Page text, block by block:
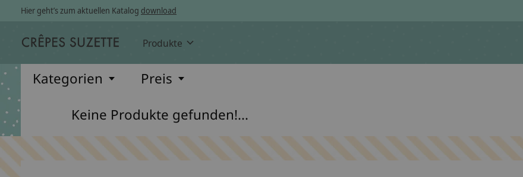
Hier geht’s zum aktuellen Katalog download
Produkte
Kategorien Preis
Keine Produkte gefunden!...